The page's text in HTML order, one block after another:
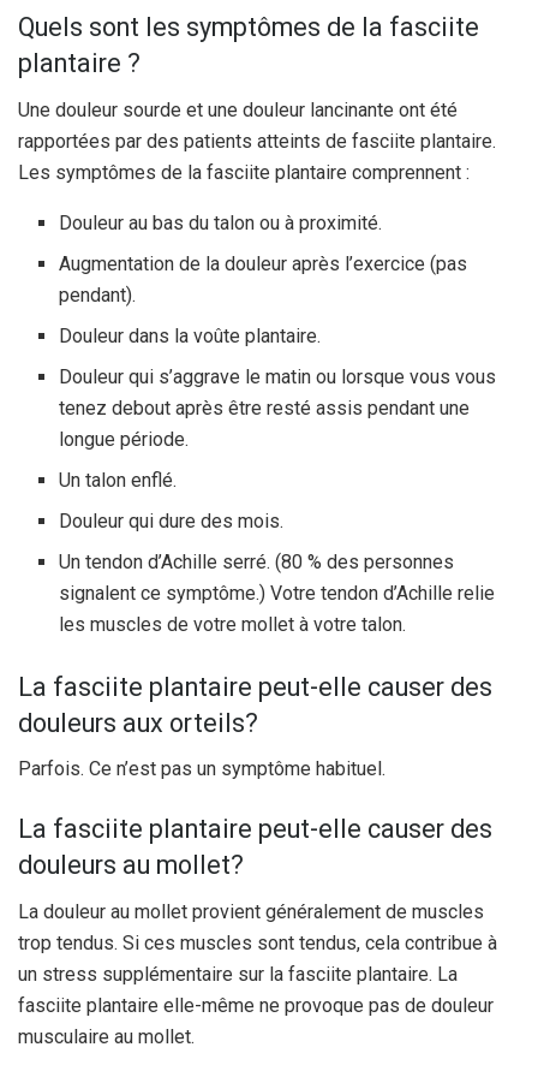
Quels sont les symptômes de la fasciite
plantaire ?
Une douleur sourde et une douleur lancinante ont été
rapportées par des patients atteints de fasciite plantaire.
Les symptômes de la fasciite plantaire comprennent :
Douleur au bas du talon ou à proximité.
Augmentation de la douleur après l’exercice (pas
pendant).
Douleur dans la voûte plantaire.
Douleur qui s’aggrave le matin ou lorsque vous vous
tenez debout après être resté assis pendant une
longue période.
Un talon enflé.
Douleur qui dure des mois.
Un tendon d’Achille serré. (80 % des personnes
signalent ce symptôme.) Votre tendon d’Achille relie
les muscles de votre mollet à votre talon.
La fasciite plantaire peut-elle causer des
douleurs aux orteils?
Parfois. Ce n’est pas un symptôme habituel.
La fasciite plantaire peut-elle causer des
douleurs au mollet?
La douleur au mollet provient généralement de muscles
trop tendus. Si ces muscles sont tendus, cela contribue à
un stress supplémentaire sur la fasciite plantaire. La
fasciite plantaire elle-même ne provoque pas de douleur
musculaire au mollet.